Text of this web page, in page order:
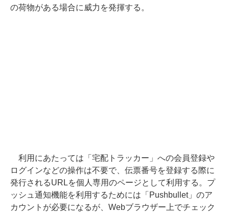
の荷物がある場合に威力を発揮する。
利用にあたっては「宅配トラッカー」への会員登録や
ログインなどの操作は不要で、伝票番号を登録する際に
発行されるURLを個人専用のページとして利用する。プ
ッシュ通知機能を利用するためには「Pushbullet」のア
カウントが必要になるが、Webブラウザー上でチェック